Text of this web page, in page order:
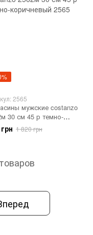
2565
мужские costanzo
30 см 45 р темно-
2565
1 820 грн